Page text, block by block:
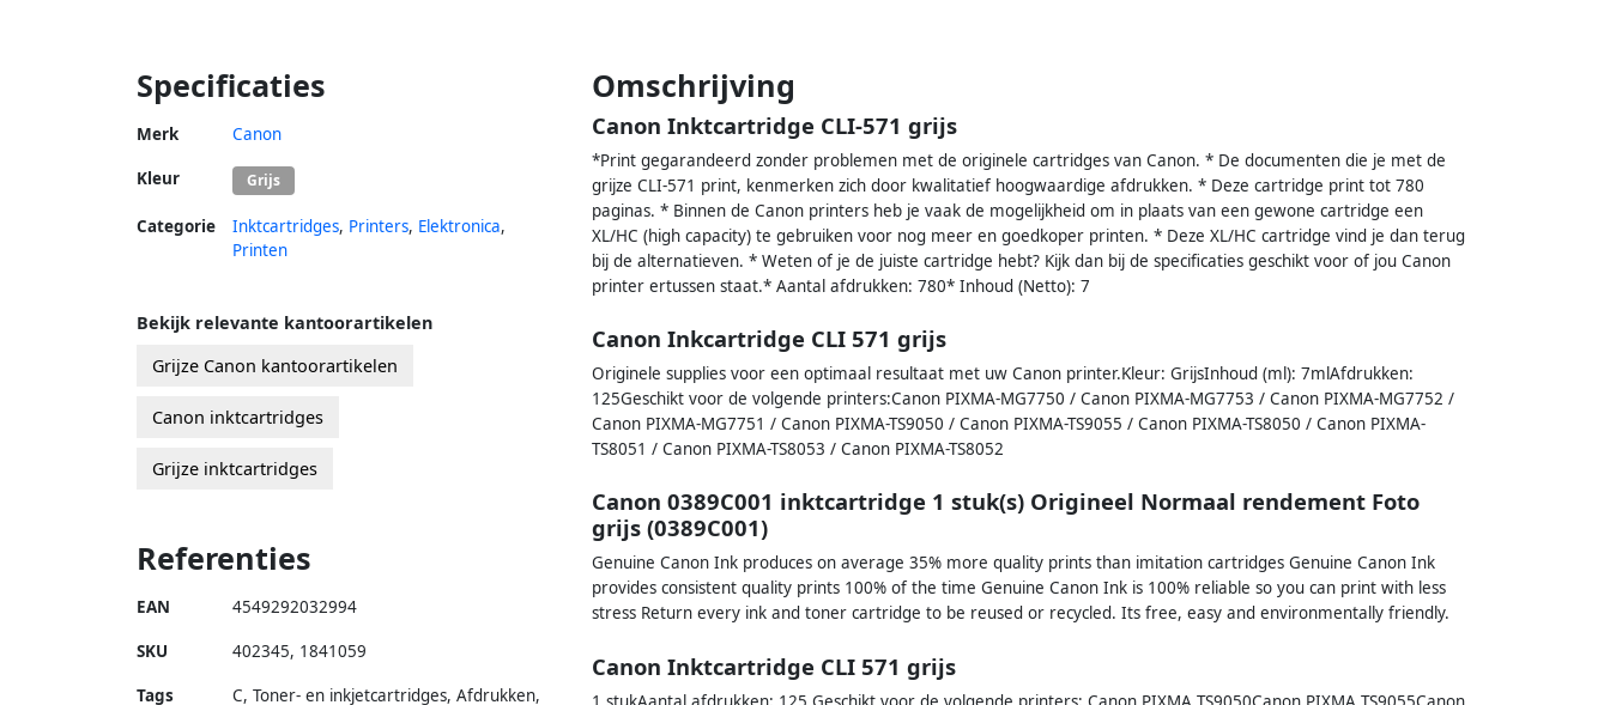
Specificaties
Merk Canon
Kleur Grijs
Categorie Inktcartridges, Printers, Elektronica,
Printen
Omschrijving
Canon Inktcartridge CLI-571 grijs
*Print gegarandeerd zonder problemen met de originele cartridges van Canon. * De documenten die je met de
grijze CLI-571 print, kenmerken zich door kwalitatief hoogwaardige afdrukken. * Deze cartridge print tot 780
paginas. * Binnen de Canon printers heb je vaak de mogelijkheid om in plaats van een gewone cartridge een
XL/HC (high capacity) te gebruiken voor nog meer en goedkoper printen. * Deze XL/HC cartridge vind je dan terug
bij de alternatieven. * Weten of je de juiste cartridge hebt? Kijk dan bij de specificaties geschikt voor of jou Canon
printer ertussen staat.* Aantal afdrukken: 780* Inhoud (Netto): 7
Canon Inkcartridge CLI 571 grijs
Originele supplies voor een optimaal resultaat met uw Canon printer.Kleur: GrijsInhoud (ml): 7mlAfdrukken:
125Geschikt voor de volgende printers:Canon PIXMA-MG7750 / Canon PIXMA-MG7753 / Canon PIXMA-MG7752 /
Canon PIXMA-MG7751 / Canon PIXMA-TS9050 / Canon PIXMA-TS9055 / Canon PIXMA-TS8050 / Canon PIXMA-
TS8051 / Canon PIXMA-TS8053 / Canon PIXMA-TS8052
Canon 0389C001 inktcartridge 1 stuk(s) Origineel Normaal rendement Foto
grijs (0389C001)
Genuine Canon Ink produces on average 35% more quality prints than imitation cartridges Genuine Canon Ink
provides consistent quality prints 100% of the time Genuine Canon Ink is 100% reliable so you can print with less
stress Return every ink and toner cartridge to be reused or recycled. Its free, easy and environmentally friendly.
Canon Inktcartridge CLI 571 grijs
Bekijk relevante kantoorartikelen
Grijze Canon kantoorartikelen
Canon inktcartridges
Grijze inktcartridges
Referenties
EAN 4549292032994
SKU 402345, 1841059
Tags
C, Toner- en inkjetcartridges, Afdrukken,